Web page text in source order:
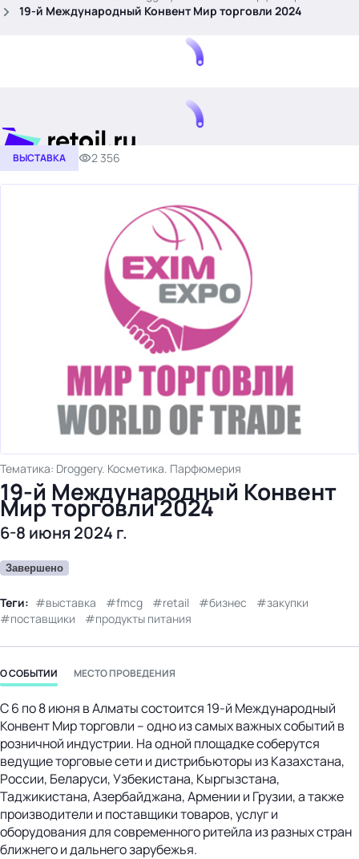
бизнес-центр
19-й Международный Конвент Мир торговли 2024
ВЫСТАВКА 2 356
Тематика: Droggery. Косметика. Парфюмерия
19-й Международный Конвент
Мир торговли 2024
6-8 июня 2024 г.
Завершено
Теги: выставка fmcg retail бизнес
закупки
поставщики
продукты питания
О СОБЫТИИ МЕСТО ПРОВЕДЕНИЯ
С 6 по 8 июня в Алматы состоится 19-й Международный
Конвент Мир торговли – одно из самых важных событий в
розничной индустрии. На одной площадке соберутся
ведущие торговые сети и дистрибьюторы из Казахстана,
России, Беларуси, Узбекистана, Кыргызстана,
Таджикистана, Азербайджана, Армении и Грузии, а также
производители и поставщики товаров, услуг и
оборудования для современного ритейла из разных стран
ближнего и дальнего зарубежья.